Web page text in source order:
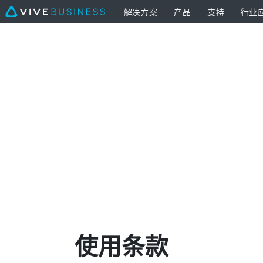
解决方案 产品 支持 行业
使用条款